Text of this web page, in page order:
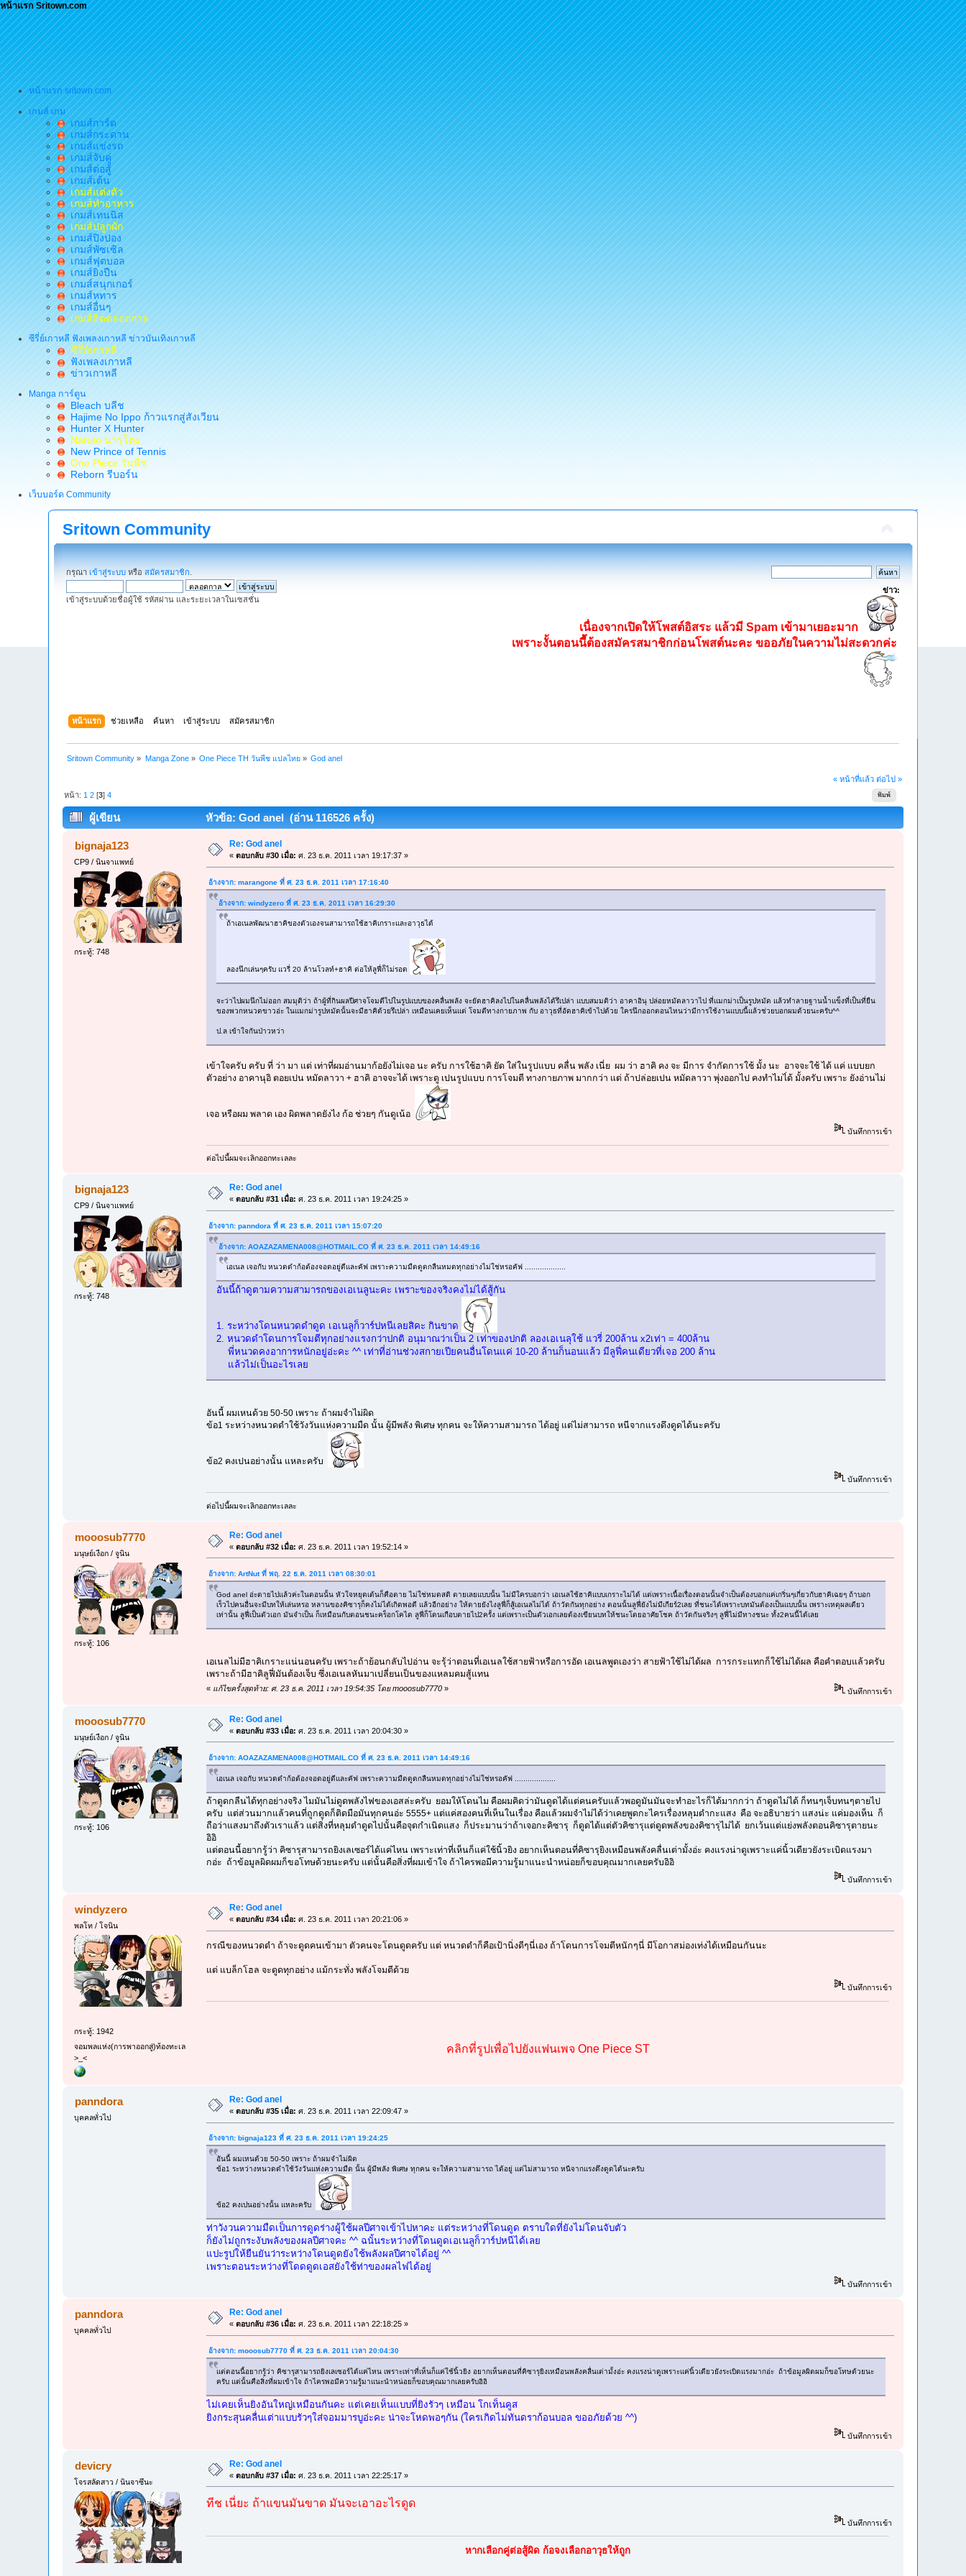
หน้าแรก Sritown.com
หน้าแรก sritown.com
เกมส์ เกม
เกมส์การ์ด
เกมส์กระดาน
เกมส์แข่งรถ
เกมส์จับคู่
เกมส์ต่อสู้
เกมส์เต้น
เกมส์แต่งตัว
เกมส์ทำอาหาร
เกมส์เทนนิส
เกมส์ปลูกผัก
เกมส์ปิงปอง
เกมส์พัซเซิล
เกมส์ฟุตบอล
เกมส์ยิงปืน
เกมส์สนุกเกอร์
เกมส์หทาร
เกมส์อื่นๆ
เกมส์ฮิตตลอดกาล
ซีรี่ย์เกาหลี ฟังเพลงเกาหลี ข่าวบันเทิงเกาหลี
ซีรี่ย์เกาหลี
ฟังเพลงเกาหลี
ข่าวเกาหลี
Manga การ์ตูน
Bleach บลีช
Hajime No Ippo ก้าวแรกสู่สังเวียน
Hunter X Hunter
Naruto นารุโตะ
New Prince of Tennis
One Piece วันพีช
Reborn รีบอร์น
เว็บบอร์ด Community
Sritown Community
กรุณา เข้าสู่ระบบ หรือสมัครสมาชิก
เข้าสู่ระบบด้วยชื่อผู้ใช้ รหัสผ่าน และระยะเวลาในเซสชั่น
ข่าว:
เนื่องจากเปิดให้โพสต์อิสระ แล้วมี Spam เข้ามาเยอะมาก
เพราะงั้นตอนนี้ต้องสมัครสมาชิกก่อนโพสต์นะคะ ขออภัยในความไม่สะดวกค่ะ
หน้าแรก ช่วยเหลือ ค้นหา เข้าสู่ระบบ สมัครสมาชิก
Sritown Community » Manga Zone» One Piece TH วันพีช แปลไทย » God anel
« หน้าที่แล้ว ต่อไป »
พิมพ์
หน้า: 1 2 [3]4
ผู้เขียน หัวข้อ: God anel (อ่าน 116526 ครั้ง)
bignaja123
CP9 / นินจาแพทย์
กระทู้: 748
Re: God anel
«ตอบกลับ #30 เมื่อ: ศ. 23 ธ.ค. 2011 เวลา 19:17:37 »
อ้างจาก: marangone ที่ ศ. 23 ธ.ค. 2011 เวลา 17:16:40
อ้างจาก: windyzero ที่ ศ. 23 ธ.ค. 2011 เวลา 16:29:30
ถ้าเอเนลพัฒนาฮาคิของตัวเองจนสามารถใช้ฮาคิเกราะและอาวุธได้
ลองนึกเล่นๆครับ แวรี่ 20 ล้านโวลท์+ฮาคิ ต่อให้ลูฟี่ก็ไม่รอด
จะว่าไปผมนึกไม่ออก สมมุติว่า ถ้าผู้ที่กินผลปีศาจโจมตีไปในรูปแบบของคลื่นพลัง จะยัดฮาคิลงไปในคลื่นพลังได้รึเปล่า แบบสมมติว่า อาคาอินุ ปล่อยหมัดลาวาไป ที่แมกม่าเป็นรูปหมัด แล้วทำลายฐานน้ำแข็งที่เป็นที่ยืน
ของพวกหนวดขาวอ่ะ ในแมกม่ารูปหมัดนั้นจะมีฮาคิด้วยรึเปล่า เหมือนเคยเห็นแต่ โจมตีทางกายภาพ กับ อาวุธที่อัดฮาคิเข้าไปด้วย ใครนึกออกตอนไหนว่ามีการใช้งานแบบนี้แล้วช่วยบอกผมด้วยนะครับ^^
ป.ล เข้าใจกันป่าวหว่า
เข้าใจครับ ครับ ที่ ว่า มา แต่ เท่าที่ผมอ่านมาก้อยังไม่เจอ นะ ครับ การใช้ฮาคิ ยัด ใส่ในรูปแบบ คลื่น พลัง เนี่ย ผม ว่า ฮาคิ คง จะ มีการ จำกัดการใช้ มั้ง นะ อาจจะใช้ ได้ แค่ แบบยก
ตัวอย่าง อาคานุอิ ตอยเปน หมัดลาวา + ฮาคิ อาจจะได้ เพราะดู เปนรูปแบบ การโจมตี ทางกายภาพ มากกว่า แต่ ถ้าปล่อยเปน หมัดลาวา พุ่งออกไป คงทำไมไ่ด้ มั้งครับ เพราะ ยังอ่านไม่
เจอ หรือผม พลาด เอง ผิดพลาดยังไง ก้อ ช่วยๆ กันดูเน้อ
บันทึกการเข้า
ต่อไปนี้ผมจะเลิกออกทะเลละ
bignaja123
CP9 / นินจาแพทย์
กระทู้: 748
Re: God anel
«ตอบกลับ #31 เมื่อ: ศ. 23 ธ.ค. 2011 เวลา 19:24:25 »
อ้างจาก: panndora ที่ ศ. 23 ธ.ค. 2011 เวลา 15:07:20
อ้างจาก: AOAZAZAMENA008@HOTMAIL.COที่ ศ. 23 ธ.ค. 2011 เวลา 14:49:16
เอเนล เจอกับ หนวดดำก้อต้องจอดอยู่ดีและคัฟ เพราะความมืดดูดกลืนหมดทุกอย่างไม่ใช่หรอคัฟ ...................
อันนี้ถ้าดูตามความสามารถของเอเนลูนะคะ เพราะของจริงคงไม่ได้สู้กัน
1. ระหว่างโดนหนวดดำดูด เอเนลูก็วาร์ปหนีเลยสิคะ กินขาด
2. หนวดดำโดนการโจมตีทุกอย่างแรงกว่าปกติ อนุมาณว่าเป็น 2 เท่าของปกติ ลองเอเนลุใช้ แวรี่ 200ล้าน x2เท่า = 400ล้าน
พี่หนวดคงอาการหนักอยู่อ่ะคะ ^^ เท่าที่อ่านช่วงสกายเปียคนอื่นโดนแค่ 10-20 ล้านก็นอนแล้ว มีลูฟี่คนเดียวที่เจอ 200 ล้าน
แล้วไม่เป็นอะไรเลย
อันนี้ ผมเหนด้วย 50-50 เพราะ ถ้าผมจำไม่ผิด
ข้อ1 ระหว่างหนวดดำใช้วังวันแห่งความมืด นั้น ผู้มีพลัง พิเศษ ทุกคน จะให้ความสามารถ ได้อยู่ แต่ไม่สามารถ หนีจากแรงดึงดูดได้นะครับ
ข้อ2 คงเปนอย่างนั้น แหละครับ
บันทึกการเข้า
ต่อไปนี้ผมจะเลิกออกทะเลละ
mooosub7770
มนุษย์เงือก / จูนิน
กระทู้: 106
Re: God anel
«ตอบกลับ #32 เมื่อ: ศ. 23 ธ.ค. 2011 เวลา 19:52:14 »
อ้างจาก: ArtNut ที่ พฤ. 22 ธ.ค. 2011 เวลา 08:30:01
God anel อ่ะตายไปแล้วค่ะในตอนนั้น หัวใจหยุดเต้นก็คือตาย ไม่ใช่หมดสติ ตายเลยแบบนั้น ไม่มีใครบอกว่า เอเนลใช้ฮาคิแบบเกราะไม่ได้ แต่เพราะเนื้อเรื่องตอนนั้นจำเป็นต้องบอกแค่เกริ่นๆเกี่ยวกับฮาคิเฉยๆ ถ้าบอก
เร็วไปคนอื่นจะมีบทให้เล่นหรอ หลานของคิซารุก็คงไม่ได้เกิดพอดี แล้วอีกอย่าง ให้ตายยังไงลูฟี่ก็สู้เอเนลไม่ได้ ถ้าวัดกันทุกอย่าง ตอนนั้นลูฟี่ยังไม่มีเกียร์2เลย ที่ชนะได้เพราะบทมันต้องเป็นแบบนั้น เพราะเหตุผลเดียว
เท่านั้น ลูฟี่เป็นตัวเอก มันจำเป็น ก็เหมือนกับตอนชนะคร็อกโคได ลูฟี่ก็โดนเกือบตายไป2ครั้ง แต่เพราะเป็นตัวเอกเลยต้องเขียนบทให้ชนะโดยอาศัยโชค ถ้าวัดกันจริงๆ ลูฟี่ไม่มีทางชนะ ทั้ง2คนนี้ได้เลย
เอเนลไม่มีฮาคิเกราะแน่นอนครับ เพราะถ้าย้อนกลับไปอ่าน จะรุ้ว่าตอนที่เอเนลใช้สายฟ้าหรือการอัด เอเนลพูดเองว่า สายฟ้าใช้ไม่ได้ผล การกระแทกก็ใช้ไม่ได้ผล คือคำตอบแล้วครับ
เพราะถ้ามีฮาคิลูฟี่มันต้องเจ็บ ซึ่งเอเนลหันมาเปลี่ยนเป็นของแหลมคมสู้แทน
« แก้ไขครั้งสุดท้าย: ศ. 23 ธ.ค. 2011 เวลา 19:54:35 โดย mooosub7770» บันทึกการเข้า
mooosub7770
มนุษย์เงือก / จูนิน
กระทู้: 106
Re: God anel
«ตอบกลับ #33 เมื่อ: ศ. 23 ธ.ค. 2011 เวลา 20:04:30 »
อ้างจาก: AOAZAZAMENA008@HOTMAIL.COที่ ศ. 23 ธ.ค. 2011 เวลา 14:49:16
เอเนล เจอกับ หนวดดำก้อต้องจอดอยู่ดีและคัฟ เพราะความมืดดูดกลืนหมดทุกอย่างไม่ใช่หรอคัฟ ...................
ถ้าดูดกลืนได้ทุกอย่างจริง ไมมันไม่ดูดพลังไฟของเอสล่ะครับ ยอมให้โดนไม คือผมคิดว่ามันดูดได้แต่คนครับแล้วพอดูมันมันจะทำอะไรก็ได้มากกว่า ถ้าดูดไม่ได้ ก็ทนๆเจ็บทนๆตายไป
ครับ แต่ส่วนมากแล้วคนที่ถูกดูดก็ติดมือมันทุกคนอ่ะ 5555+ แต่แค่สองคนที่เห็นในเรื่อง คือแล้วผมจำไม่ได้ว่าเคยพูดกะไครเรื่องหลุมดำกะแสง คือ จะอธิบายว่า แสงน่ะ แค่มองเห็น ก็
ถือว่าแสงมาถึงตัวเราแล้ว แต่สิ่งที่หลุมดำดูดไปนั้นคือจุดกำเนิดแสง ก็ประมานว่าถ้าเจอกะคิซารุ ก็ดูดได้แต่ตัวคิซารุแต่ดูดพลังของคิซารุไม่ได้ ยกเว้นแต่แย่งพลังตอนคิซารุตายนะ
อิอิ
แต่ตอนนี้อยากรู้ว่า คิซารุสามารถยิงเลเซอร์ได้แค่ไหน เพราะเท่าที่เห็นก็แค่ใช้นิ้วยิง อยากเห็นตอนที่คิซารุยิงเหมือนพลังคลื่นเต่ามั้งอ่ะ คงแรงน่าดูเพราะแค่นิ้วเดียวยังระเบิดแรงมา
กอ่ะ ถ้าข้อมูลผิดผมก็ขอโทษด้วยนะครับ แต่นั้นคือสิ่งที่ผมเข้าใจ ถ้าไครพอมีความรู้มาแนะนำหน่อยก็ขอบคุณมากเลยครับอิอิ
บันทึกการเข้า
windyzero
พลโท / โจนิน
กระทู้: 1942
จอมพลแห่ง(การพาออกสู่)ท้องทะเล
>_<
Re: God anel
«ตอบกลับ #34 เมื่อ: ศ. 23 ธ.ค. 2011 เวลา 20:21:06 »
กรณีของหนวดดำ ถ้าจะดูดคนเข้ามา ตัวคนจะโดนดูดครับ แต่ หนวดดำก็คือเป้านิ่งดีๆนี่เอง ถ้าโดนการโจมตีหนักๆนี่ มีโอกาสม่องเท่งได้เหมือนกันนะ
แต่ แบล็กโฮล จะดูดทุกอย่าง แม้กระทั่ง พลังโจมตีด้วย
บันทึกการเข้า
คลิกที่รูปเพื่อไปยังแฟนเพจ One Piece ST
panndora
บุคคลทั่วไป
Re: God anel
«ตอบกลับ #35 เมื่อ: ศ. 23 ธ.ค. 2011 เวลา 22:09:47 »
อ้างจาก: bignaja123 ที่ ศ. 23 ธ.ค. 2011 เวลา 19:24:25
อันนี้ ผมเหนด้วย 50-50 เพราะ ถ้าผมจำไม่ผิด
ข้อ1 ระหว่างหนวดดำใช้วังวันแห่งความมืด นั้น ผู้มีพลัง พิเศษ ทุกคน จะให้ความสามารถ ได้อยู่ แต่ไม่สามารถ หนีจากแรงดึงดูดได้นะครับ
ข้อ2 คงเปนอย่างนั้น แหละครับ
ท่าวังวนความมืดเป็นการดูดร่างผู้ใช้ผลปีศาจเข้าไปหาคะ แต่ระหว่างที่โดนดูด ตราบใดที่ยังไม่โดนจับตัว
ก็ยังไม่ถูกระงับพลังของผลปีศาจคะ ^^ ฉนั้นระหว่างที่โดนดูดเอเนลูก็วาร์ปหนีได้เลย
แปะรูปให้ยืนยันว่าระหว่างโดนดูดยังใช้พลังผลปีศาจได้อยู่ ^^
เพราะตอนระหว่างที่โดดดูดเอสยังใช้ท่าของผลไฟได้อยู่
บันทึกการเข้า
panndora
บุคคลทั่วไป
Re: God anel
«ตอบกลับ #36 เมื่อ: ศ. 23 ธ.ค. 2011 เวลา 22:18:25 »
อ้างจาก: mooosub7770 ที่ ศ. 23 ธ.ค. 2011 เวลา 20:04:30
แต่ตอนนี้อยากรู้ว่า คิซารุสามารถยิงเลเซอร์ได้แค่ไหน เพราะเท่าที่เห็นก็แค่ใช้นิ้วยิง อยากเห็นตอนที่คิซารุยิงเหมือนพลังคลื่นเต่ามั้งอ่ะ คงแรงน่าดูเพราะแค่นิ้วเดียวยังระเบิดแรงมากอ่ะ ถ้าข้อมูลผิดผมก็ขอโทษด้วยนะ
ครับ แต่นั้นคือสิ่งที่ผมเข้าใจ ถ้าไครพอมีความรู้มาแนะนำหน่อยก็ขอบคุณมากเลยครับอิอิ
ไม่เคยเห็นยิงอันใหญ่เหมือนกันคะ แต่เคยเห็นแบบที่ยิงรัวๆ เหมือน โกเท็นคูส
ยิงกระสุนคลื่นเต่าแบบรัวๆใส่จอมมารบูอ่ะคะ น่าจะโหดพอๆกัน (ใครเกิดไม่ทันดราก้อนบอล ขออภัยด้วย ^^)
บันทึกการเข้า
devicry
โจรสลัดสาว / นินจาซึนะ
Re: God anel
«ตอบกลับ #37 เมื่อ: ศ. 23 ธ.ค. 2011 เวลา 22:25:17 »
ทีช เนี่ยะ ถ้าแขนมันขาด มันจะเอาอะไรดูด
บันทึกการเข้า
หากเลือกคู่ต่อสู้ผิด ก้อจงเลือกอาวุธให้ถูก